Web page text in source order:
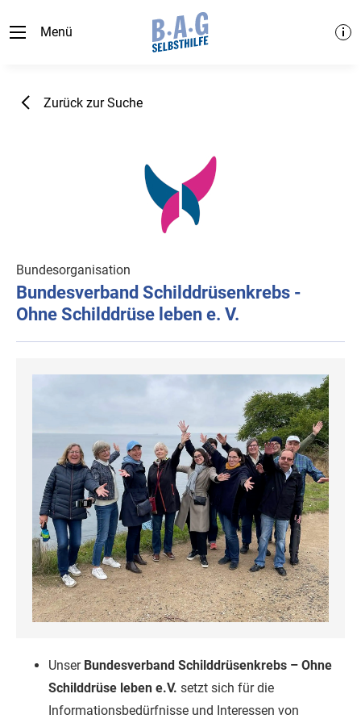
Menü
Zurück zur Suche
Bundesorganisation
Bundesverband Schilddrüsenkrebs -
Ohne Schilddrüse leben e. V.
Unser Bundesverband Schilddrüsenkrebs – Ohne
Schilddrüse leben e.V. setzt sich für die
Informationsbedürfnisse und Interessen von